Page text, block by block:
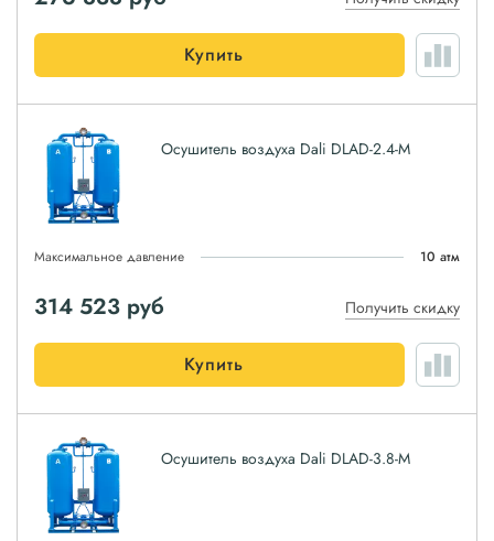
Купить
Осушитель воздуха Dali DLAD-2.4-M
Максимальное давление 10 атм
314 523 руб Получить скидку
Купить
Осушитель воздуха Dali DLAD-3.8-M